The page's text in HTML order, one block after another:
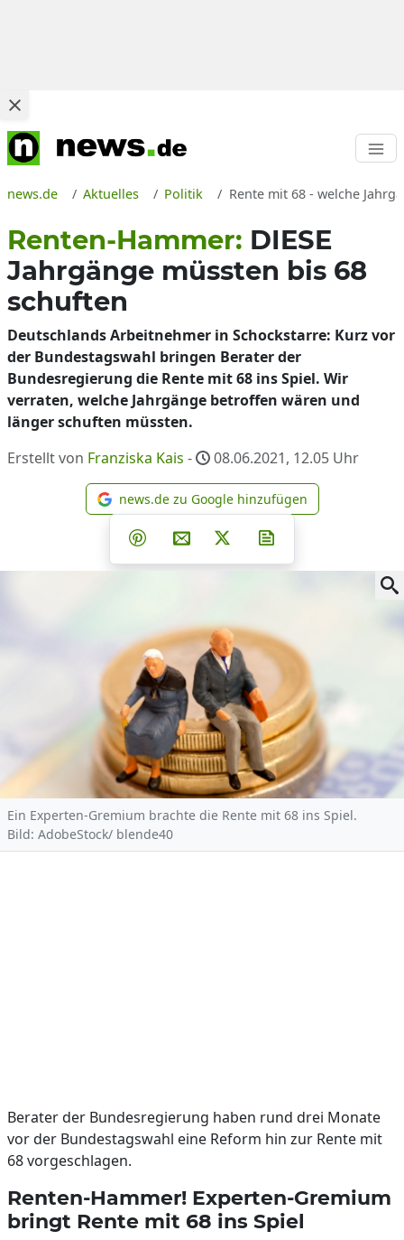
news.de Aktuelles Politik Rente mit 68 - welche
Renten-Hammer: DIESE
Jahrgänge müssten bis 68
schuften
Deutschlands Arbeitnehmer in Schockstarre: Kurz vor
der Bundestagswahl bringen Berater der
Bundesregierung die Rente mit 68 ins Spiel. Wir
verraten, welche Jahrgänge betroffen wären und
länger schuften müssten.
Erstellt von Franziska Kais - 08.06.2021, 12.05 Uhr
news.de zu Google
news.de zu Google hinzufügen
Teilen auf Facebook
Teilen auf Whatsapp
Teilen auf Telegram
Teilen auf Pinterest
Per E-Mail teilen
Post auf X
Ein Experten-Gremium brachte die Rente mit 68 ins Spiel.
Bild: AdobeStock/ blende40
Berater der Bundesregierung haben rund drei Monate
vor der Bundestagswahl eine Reform hin zur Rente mit
68 vorgeschlagen.
Renten-Hammer! Experten-Gremium
bringt Rente mit 68 ins Spiel